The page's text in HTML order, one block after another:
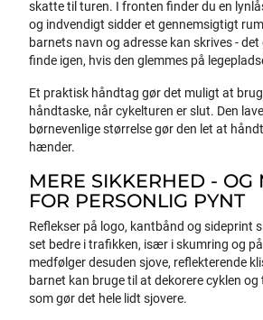
skatte til turen. I fronten finder du en
og indvendigt sidder et gennemsigtigt
barnets navn og adresse kan skrives -
finde igen, hvis den glemmes på
Et praktisk håndtag gør det muligt at
håndtaske, når cykelturen er slut. Den
børnevenlige størrelse gør den let at
hænder.
MERE SIKKERHED - OG
FOR PERSONLIG PYNT
Reflekser på logo, kantbånd og sideprint
set bedre i trafikken, især i skumring og
medfølger desuden sjove, reflekterende
barnet kan bruge til at dekorere cyklen
som gør det hele lidt sjovere.